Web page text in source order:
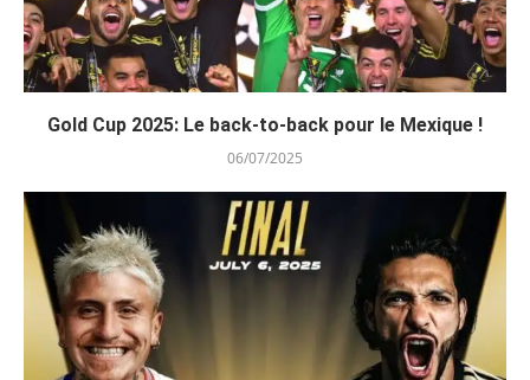
Gold Cup 2025: Le back-to-back pour le Mexique !
06/07/2025